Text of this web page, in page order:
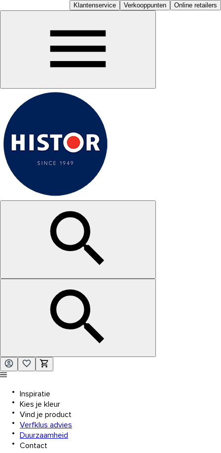
Klantenservice Verkooppunten Online retailers
Inspiratie
Kies je kleur
Vind je product
Verfklus advies
Duurzaamheid
Contact